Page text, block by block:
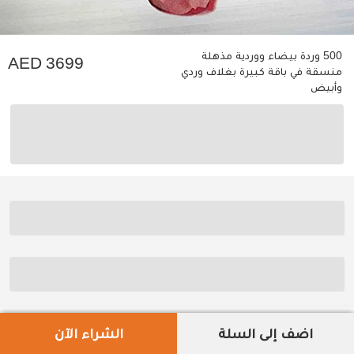
500 وردة بيضاء ووردية مذهلة
منسقة في باقة كبيرة بغلاف وردي
وأبيض
3699
اضف إلى السلة الشراء الآن